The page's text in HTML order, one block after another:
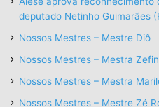
deputado Netinho Guimarães
Nossos Mestres – Mestre Diô
Nossos Mestres – Mestra
Nossos Mestres – Mestra
Nossos Mestres – Mestre Zé